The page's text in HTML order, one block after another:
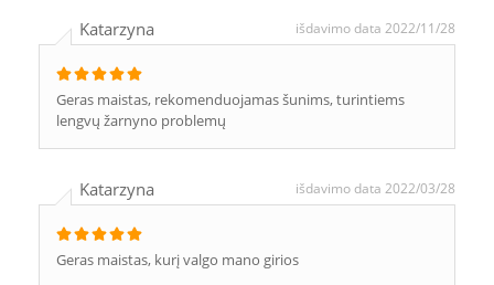
Katarzyna išdavimo data 2022/11/28
Geras maistas, rekomenduojamas šunims, turintiems
lengvų žarnyno problemų
Katarzyna išdavimo data 2022/03/28
Geras maistas, kurį valgo mano girios